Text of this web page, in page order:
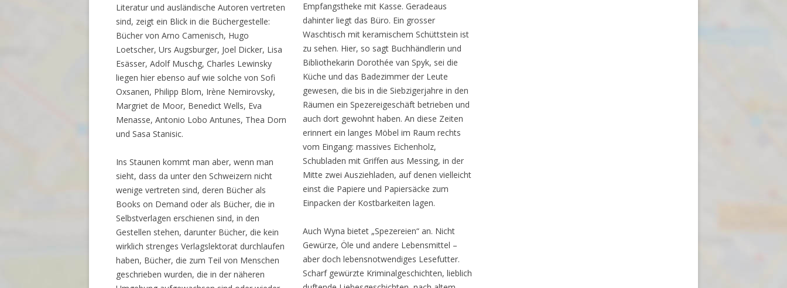
Literatur und ausländische Autoren vertreten
sind, zeigt ein Blick in die Büchergestelle:
Bücher von Arno Camenisch, Hugo
Loetscher, Urs Augsburger, Joel Dicker, Lisa
Esässer, Adolf Muschg, Charles Lewinsky
liegen hier ebenso auf wie solche von Sofi
Oxsanen, Philipp Blom, Irène Nemirovsky,
Margriet de Moor, Benedict Wells, Eva
Menasse, Antonio Lobo Antunes, Thea Dorn
und Sasa Stanisic.
Ins Staunen kommt man aber, wenn man
sieht, dass da unter den Schweizern nicht
wenige vertreten sind, deren Bücher als
Books on Demand oder als Bücher, die in
Selbstverlagen erschienen sind, in den
Gestellen stehen, darunter Bücher, die kein
wirklich strenges Verlagslektorat durchlaufen
haben, Bücher, die zum Teil von Menschen
geschrieben wurden, die in der näheren
Empfangstheke mit Kasse. Geradeaus
dahinter liegt das Büro. Ein grosser
Waschtisch mit keramischem Schüttstein ist
zu sehen. Hier, so sagt Buchhändlerin und
Bibliothekarin Dorothée van Spyk, sei die
Küche und das Badezimmer der Leute
gewesen, die bis in die Siebzigerjahre in den
Räumen ein Spezereigeschäft betrieben und
auch dort gewohnt haben. An diese Zeiten
erinnert ein langes Möbel im Raum rechts
vom Eingang: massives Eichenholz,
Schubladen mit Griffen aus Messing, in der
Mitte zwei Ausziehladen, auf denen vielleicht
einst die Papiere und Papiersäcke zum
Einpacken der Kostbarkeiten lagen.
Auch Wyna bietet „Spezereien“ an. Nicht
Gewürze, Öle und andere Lebensmittel –
aber doch lebensnotwendiges Lesefutter.
Scharf gewürzte Kriminalgeschichten, lieblich